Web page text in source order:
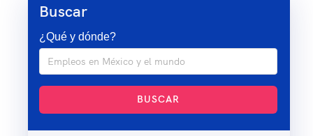
Buscar
¿Qué y dónde?
BUSCAR